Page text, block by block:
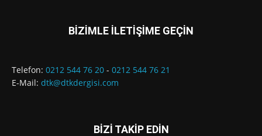
BİZİMLE İLETİŞİME GEÇİN
Telefon: 0212 544 76 20 - 0212 544 76 21
E-Mail: dtk@dtkdergisi.com
BİZİ TAKİP EDİN